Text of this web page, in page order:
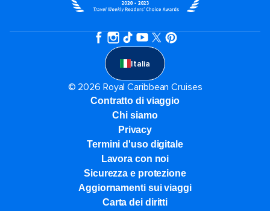
Italia
© 2026 Royal Caribbean Cruises
Contratto di viaggio
Chi siamo
Privacy
Termini d'uso digitale
Lavora con noi
Sicurezza e protezione
Aggiornamenti sui viaggi
Carta dei diritti